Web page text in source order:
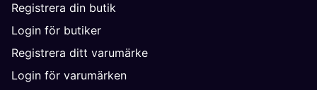
Registrera din butik
Login för butiker
Registrera ditt varumärke
Login för varumärken